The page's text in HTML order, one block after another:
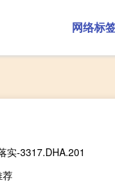
网络标
实-3317.DHA.201
荐